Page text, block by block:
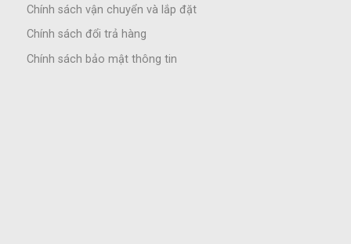
Chính sách vận chuyển và lắp đặt
Chính sách đổi trả hàng
Chính sách bảo mật thông tin